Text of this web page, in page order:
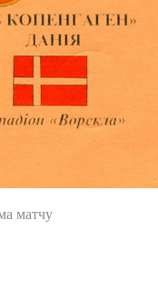
матчу